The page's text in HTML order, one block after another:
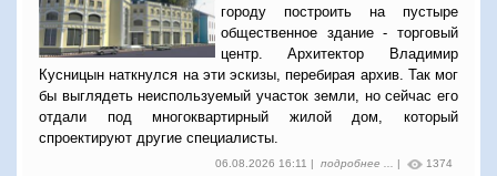
городу построить на пустыре
общественное здание - торговый
центр. Архитектор Владимир
Кусницын наткнулся на эти эскизы, перебирая архив. Так мог
бы выглядеть неиспользуемый участок земли, но сейчас его
отдали под многоквартирный жилой дом, который
спроектируют другие специалисты.
06.08.2026 16:11 | подробнее ... | 1374